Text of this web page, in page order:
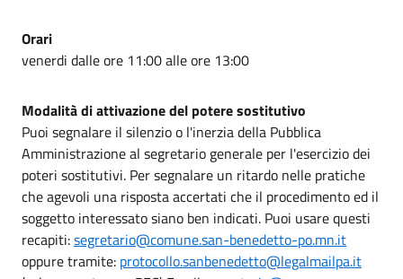
Orari
venerdi dalle ore 11:00 alle ore 13:00
Modalità di attivazione del potere sostitutivo
Puoi segnalare il silenzio o l'inerzia della Pubblica
Amministrazione al segretario generale per l'esercizio dei
poteri sostitutivi. Per segnalare un ritardo nelle pratiche
che agevoli una risposta accertati che il procedimento ed il
soggetto interessato siano ben indicati. Puoi usare questi
recapiti:segretario@comune.san-benedetto-po.mn.it
oppure tramite: protocollo.sanbenedetto@legalmailpa.it